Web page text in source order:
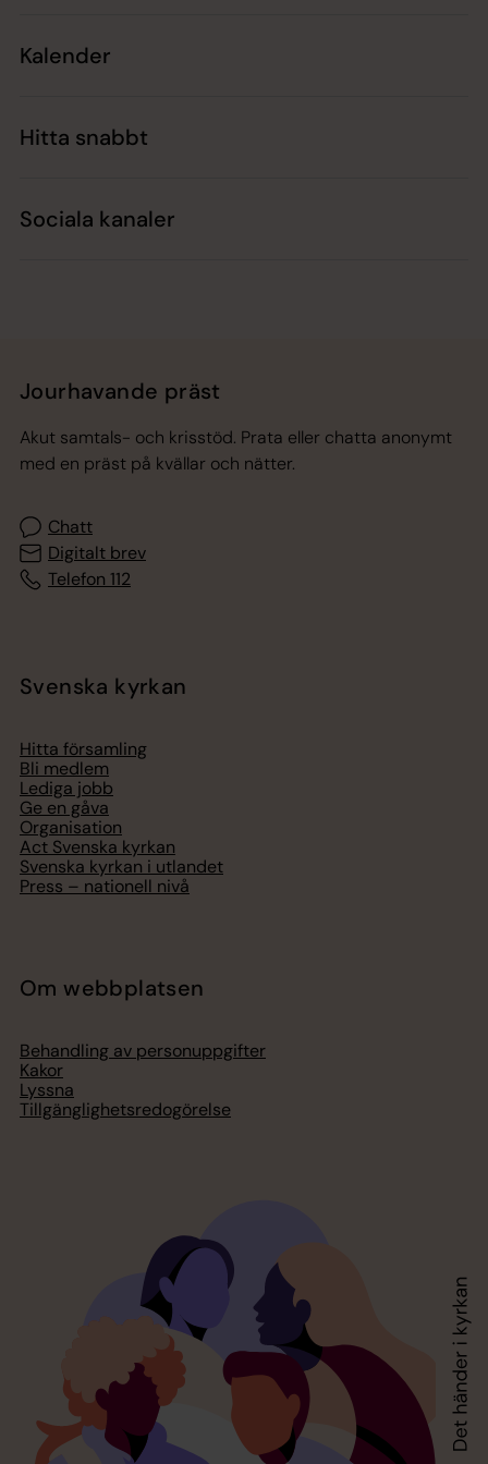
Kalender
Hitta snabbt
Sociala kanaler
Jourhavande präst
Akut samtals- och krisstöd. Prata eller chatta anonymt
med en präst på kvällar och nätter.
Chatt
Digitalt brev
Telefon 112
Svenska kyrkan
Hitta församling
Bli medlem
Lediga jobb
Ge en gåva
Organisation
Act Svenska kyrkan
Svenska kyrkan i utlandet
Press – nationell nivå
Om webbplatsen
Behandling av personuppgifter
Kakor
Lyssna
Tillgänglighetsredogörelse